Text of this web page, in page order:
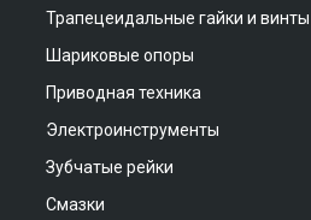
Трапецеидальные гайки и винты
Шариковые опоры
Приводная техника
Электроинструменты
Зубчатые рейки
Смазки